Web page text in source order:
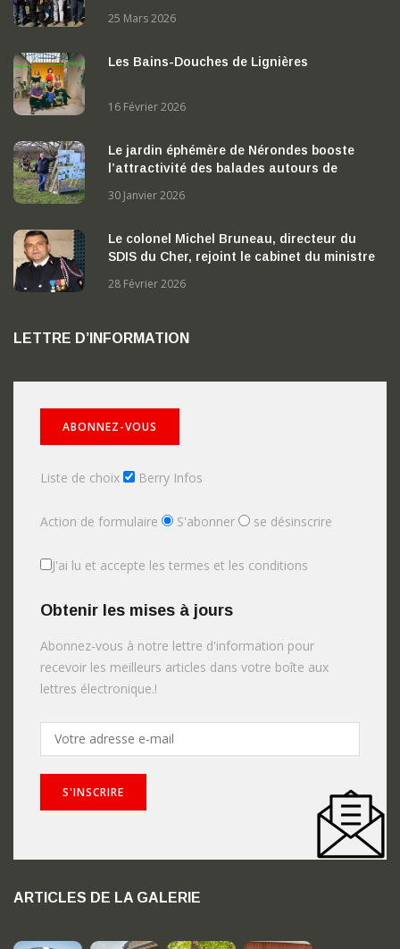
25 Mars 2026
Les Bains-Douches de Lignières
16 Février 2026
Le jardin éphémère de Nérondes booste
l’attractivité des balades autours de
30 Janvier 2026
Le colonel Michel Bruneau, directeur du
SDIS du Cher, rejoint le cabinet du ministre
28 Février 2026
LETTRE D’INFORMATION
Liste de choix Berry Infos
Action de formulaire S'abonner se désinscrire
J'ai lu et accepte les termes et les conditions
Obtenir les mises à jours
Abonnez-vous à notre lettre d'information pour
recevoir les meilleurs articles dans votre boîte aux
lettres électronique.!
ARTICLES DE LA GALERIE